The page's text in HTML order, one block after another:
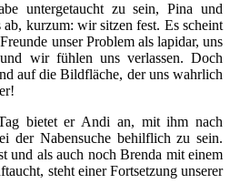
untergetaucht zu sein, Pina und
kurzum: wir sitzen fest. Es scheint
unser Problem als lapidar, uns
wir fühlen uns verlassen. Doch
auf die Bildfläche, der uns wahrlich
bietet er Andi an, mit ihm nach
der Nabensuche behilflich zu sein.
und als auch noch Brenda mit einem
steht einer Fortsetzung unserer